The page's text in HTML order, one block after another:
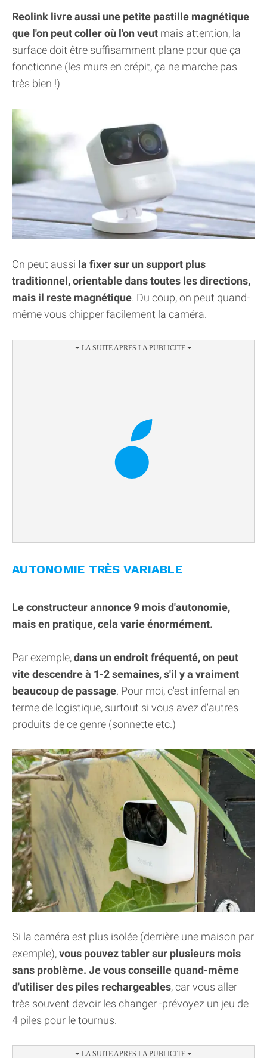
Reolink livre aussi une petite pastille magnétique
que l'on peut coller où l'on veut mais attention, la
surface doit être suffisamment plane pour que ça
fonctionne (les murs en crépit, ça ne marche pas
très bien !)
On peut aussi la fixer sur un support plus
traditionnel, orientable dans toutes les directions,
mais il reste magnétique. Du coup, on peut quand-
même vous chipper facilement la caméra.
AUTONOMIE TRÈS VARIABLE
Le constructeur annonce 9 mois d'autonomie,
mais en pratique, cela varie énormément.
Par exemple,dans un endroit fréquenté, on peut
vite descendre à 1-2 semaines, s'il y a vraiment
beaucoup de passage. Pour moi, c'est infernal en
terme de logistique, surtout si vous avez d'autres
produits de ce genre (sonnette etc.)
Si la caméra est plus isolée (derrière une maison par
exemple),vous pouvez tabler sur plusieurs mois
sans problème. Je vous conseille quand-même
d'utiliser des piles rechargeables, car vous aller
très souvent devoir les changer -prévoyez un jeu de
4 piles pour le tournus.